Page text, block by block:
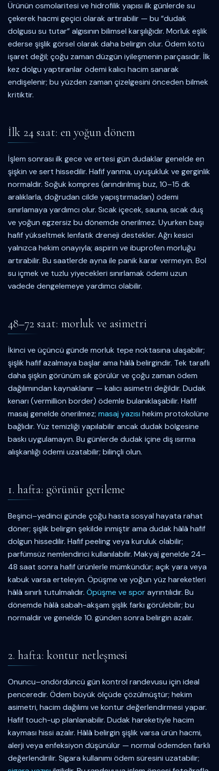
Ürünün osmolaritesi ve hidrofilik yapısı ilk günlerde su
çekerek hacmi geçici olarak artırabilir — bu “dudak
dolgusu su tutar” algısının bilimsel karşılığıdır. Morluk eşlik
ederse şişlik görsel olarak daha belirgin olur. Ödem kötü
işaret değil; çoğu zaman düzgün iyileşmenin parçasıdır. İlk
kez dolgu yaptıranlar ödemi kalıcı hacim sanarak
endişelenir; bu yüzden zaman çizelgesini önceden bilmek
kritiktir.
İlk 24 saat: en yoğun dönem
İşlem sonrası ilk gece ve ertesi gün dudaklar genelde en
şişkin ve sert hissedilir. Hafif yanma, uyuşukluk ve gerginlik
normaldir. Soğuk kompres (arındırılmış buz, 10–15 dk
aralıklarla, doğrudan cilde yapıştırmadan) ödemi
sınırlamaya yardımcı olur. Sıcak içecek, sauna, sıcak duş
ve yoğun egzersiz bu dönemde önerilmez. Uyurken başı
hafif yükseltmek lenfatik dreneji destekler. Ağrı kesici
yalnızca hekim onayıyla; aspirin ve ibuprofen morluğu
artırabilir. Bu saatlerde ayna ile panik karar vermeyin. Bol
su içmek ve tuzlu yiyecekleri sınırlamak ödemi uzun
vadede dengelemeye yardımcı olabilir.
48–72 saat: morluk ve asimetri
İkinci ve üçüncü günde morluk tepe noktasına ulaşabilir;
şişlik hafif azalmaya başlar ama hâlâ belirgindir. Tek taraflı
daha şişkin görünüm sık görülür ve çoğu zaman ödem
dağılımından kaynaklanır — kalıcı asimetri değildir. Dudak
kenarı (vermillion border) ödemle bulanıklaşabilir. Hafif
masaj genelde önerilmez; masaj yazısı hekim protokolüne
bağlıdır. Yüz temizliği yapılabilir ancak dudak bölgesine
baskı uygulamayın. Bu günlerde dudak içine diş ısırma
alışkanlığı ödemi uzatabilir; bilinçli olun.
1. hafta: görünür gerileme
Beşinci–yedinci günde çoğu hasta sosyal hayata rahat
döner; şişlik belirgin şekilde inmiştir ama dudak hâlâ hafif
dolgun hissedilir. Hafif peeling veya kuruluk olabilir;
parfümsüz nemlendirici kullanılabilir. Makyaj genelde 24–
48 saat sonra hafif ürünlerle mümkündür; açık yara veya
kabuk varsa erteleyin. Öpüşme ve yoğun yüz hareketleri
hâlâ sınırlı tutulmalıdır. Öpüşme ve sporayrıntılıdır. Bu
dönemde hâlâ sabah-akşam şişlik farkı görülebilir; bu
normaldir ve genelde 10. günden sonra belirgin azalır.
2. hafta: kontur netleşmesi
Onuncu–ondördüncü gün kontrol randevusu için ideal
penceredir. Ödem büyük ölçüde çözülmüştür; hekim
asimetri, hacim dağılımı ve kontur değerlendirmesi yapar.
Hafif touch-up planlanabilir. Dudak hareketiyle hacim
kayması hissi azalır. Hâlâ belirgin şişlik varsa ürün hacmi,
alerji veya enfeksiyon düşünülür — normal ödemden farklı
değerlendirilir. Sigara kullanımı ödem süresini uzatabilir;